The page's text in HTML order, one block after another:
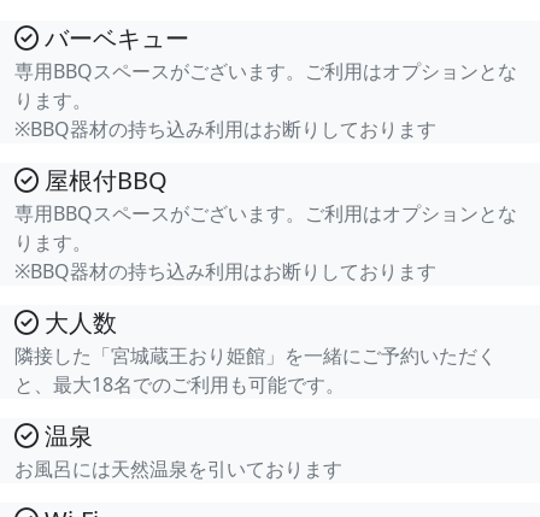
バーベキュー
専用BBQスペースがございます。ご利用はオプションとな
ります。
※BBQ器材の持ち込み利用はお断りしております
屋根付BBQ
専用BBQスペースがございます。ご利用はオプションとな
ります。
※BBQ器材の持ち込み利用はお断りしております
大人数
隣接した「宮城蔵王おり姫館」を一緒にご予約いただく
と、最大18名でのご利用も可能です。
温泉
お風呂には天然温泉を引いております